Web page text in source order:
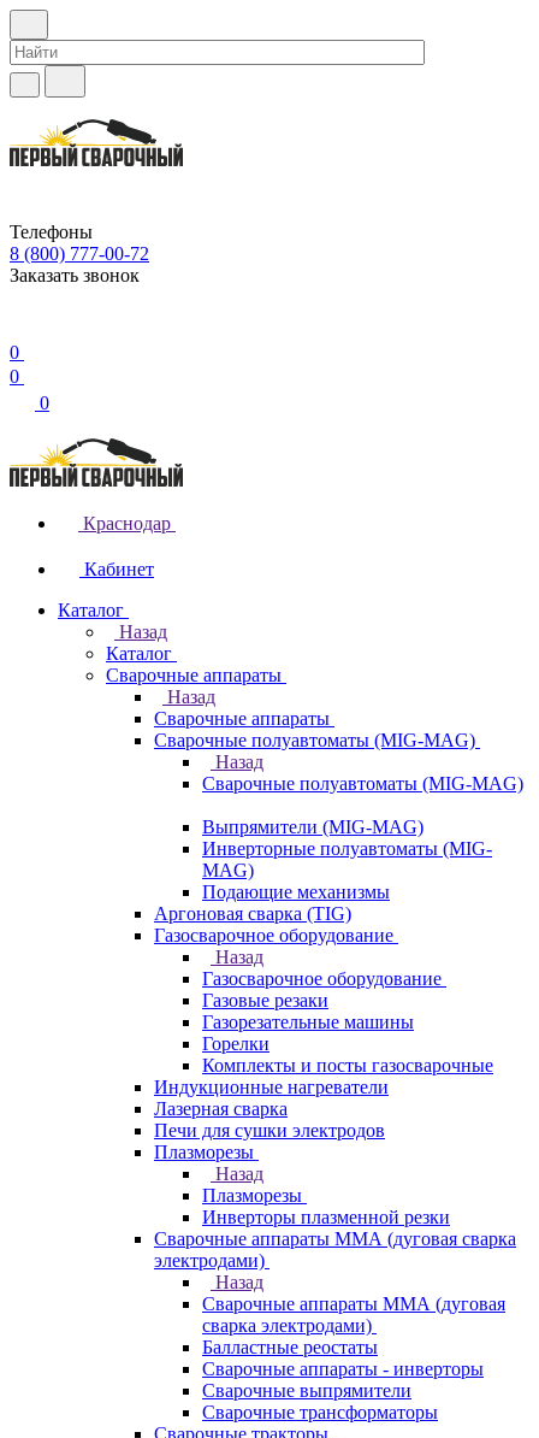
Телефоны
8 (800) 777-00-72
Заказать звонок
0
0
0
Краснодар
Кабинет
Каталог
Назад
Каталог
Сварочные аппараты
Назад
Сварочные аппараты
Сварочные полуавтоматы (MIG-MAG)
Назад
Сварочные полуавтоматы (MIG-MAG)
Выпрямители (MIG-MAG)
Инверторные полуавтоматы (MIG-
MAG)
Подающие механизмы
Аргоновая сварка (TIG)
Газосварочное оборудование
Назад
Газосварочное оборудование
Газовые резаки
Газорезательные машины
Горелки
Комплекты и посты газосварочные
Индукционные нагреватели
Лазерная сварка
Печи для сушки электродов
Плазморезы
Назад
Плазморезы
Инверторы плазменной резки
Сварочные аппараты ММА (дуговая сварка
электродами)
Назад
Сварочные аппараты ММА (дуговая
сварка электродами)
Балластные реостаты
Сварочные аппараты - инверторы
Сварочные выпрямители
Сварочные трансформаторы
Сварочные тракторы